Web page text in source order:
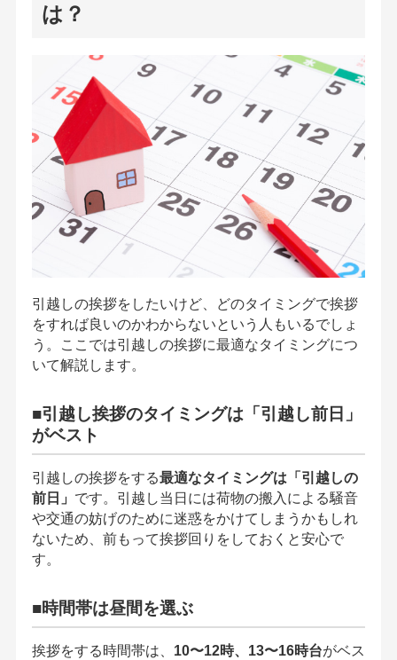
は？
引越しの挨拶をしたいけど、どのタイミングで挨拶
をすれば良いのかわからないという人もいるでしょ
う。ここでは引越しの挨拶に最適なタイミングにつ
いて解説します。
■引越し挨拶のタイミングは「引越し前日」
がベスト
引越しの挨拶をする最適なタイミングは「引越しの
前日」 です。引越し当日には荷物の搬入による騒音
や交通の妨げのために迷惑をかけてしまうかもしれ
ないため、前もって挨拶回りをしておくと安心で
す。
■時間帯は昼間を選ぶ
挨拶をする時間帯は、 10〜12時、13〜16時台がベス